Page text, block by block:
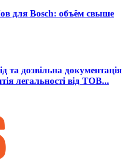
для Bosch: объём свыше
та дозвільна документація
легальності від ТОВ...